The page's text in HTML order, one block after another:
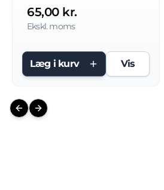
65,00 kr.
Ekskl. moms
Læg i kurv Vis
Previous slide
Next slide